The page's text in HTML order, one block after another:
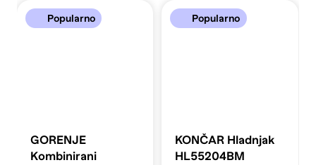
Popularno
GORENJE
Kombinirani
Popularno
KONČAR Hladnjak
HL55204BM